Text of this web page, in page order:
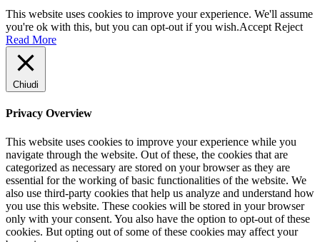
This website uses cookies to improve your experience. We'll assume
you're ok with this, but you can opt-out if you wish.Accept Reject
Read More
Chiudi
Privacy Overview
This website uses cookies to improve your experience while you
navigate through the website. Out of these, the cookies that are
categorized as necessary are stored on your browser as they are
essential for the working of basic functionalities of the website. We
also use third-party cookies that help us analyze and understand how
you use this website. These cookies will be stored in your browser
only with your consent. You also have the option to opt-out of these
cookies. But opting out of some of these cookies may affect your